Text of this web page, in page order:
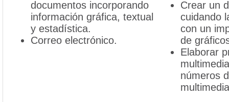
documentos incorporando
información gráfica, textual
y estadística.
Correo electrónico.
Crear un
cuidando
con un
de
Elaborar
números